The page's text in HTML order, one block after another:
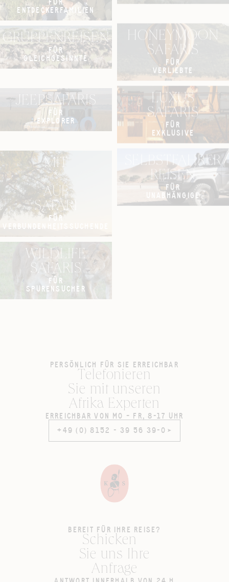
FÜR
ENTDECKERFAMILIEN
GRUPPENREISEN
FÜR
GLEICHGESINNTE
HONEYMOON
SAFARIS
FÜR
VERLIEBTE
JEEPSAFARIS
FÜR
EXPLORER
LUXUS
SAFARIS
FÜR
EXKLUSIVE
MIT
*
AUF
SAFARI
FÜR
VERBUNDENHEITSSUCHENDE
SELBSTFAHRER
REISEN
FÜR
UNABHÄNGIGE
WILDLIFE
SAFARIS
FÜR
SPURENSUCHER
PERSÖNLICH FÜR SIE ERREICHBAR
Telefonieren
Sie mit unseren
Afrika Experten
ERREICHBAR VON MO – FR, 8-17 UHR
+49 (0) 8152 - 39 56 39-0
+49 (0) 8152 - 39 56 39-0
BEREIT FÜR IHRE REISE?
Schicken
Sie uns Ihre
Anfrage